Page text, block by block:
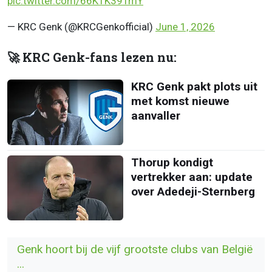
— KRC Genk (@KRCGenkofficial) June 1, 2026
🚀 KRC Genk-fans lezen nu:
KRC Genk pakt plots uit
met komst nieuwe
aanvaller
Thorup kondigt
vertrekker aan: update
over Adedeji-Sternberg
Genk hoort bij de vijf grootste clubs van België
...